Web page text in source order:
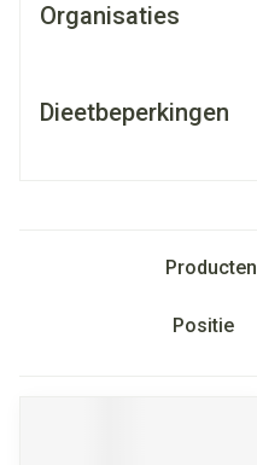
Organisaties
Dieetbeperkingen
Producten
Sorteer op: